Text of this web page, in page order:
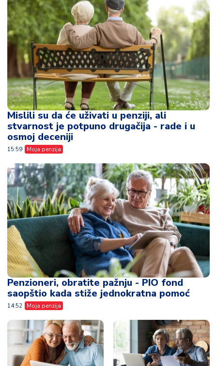
Mislili su da će uživati u penziji, ali
stvarnost je potpuno drugačija - rade i u
osmoj deceniji
15:59 Moja penzija
Penzioneri, obratite pažnju - PIO fond
saopštio kada stiže jednokratna pomoć
14:52 Moja penzija